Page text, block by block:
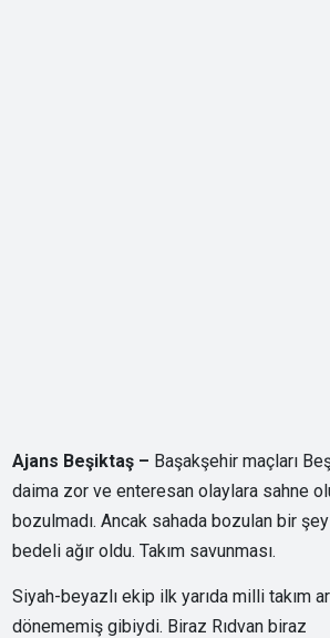
Ajans Beşiktaş – Başakşehir maçları
daima zor ve enteresan olaylara sahne
bozulmadı. Ancak sahada bozulan bir
bedeli ağır oldu. Takım savunması.
Siyah-beyazlı ekip ilk yarıda milli takım
dönememiş gibiydi. Biraz Rıdvan biraz